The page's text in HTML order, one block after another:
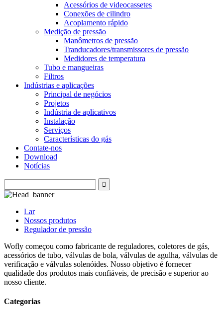
Acessórios de videocassetes
Conexões de cilindro
Acoplamento rápido
Medição de pressão
Manômetros de pressão
Tranducadores/transmissores de pressão
Medidores de temperatura
Tubo e mangueiras
Filtros
Indústrias e aplicações
Principal de negócios
Projetos
Indústria de aplicativos
Instalação
Serviços
Características do gás
Contate-nos
Download
Notícias
Lar
Nossos produtos
Regulador de pressão
Wofly começou como fabricante de reguladores, coletores de gás,
acessórios de tubo, válvulas de bola, válvulas de agulha, válvulas de
verificação e válvulas solenóides. Nosso objetivo é fornecer
qualidade dos produtos mais confiáveis, de precisão e superior ao
nosso cliente.
Categorias